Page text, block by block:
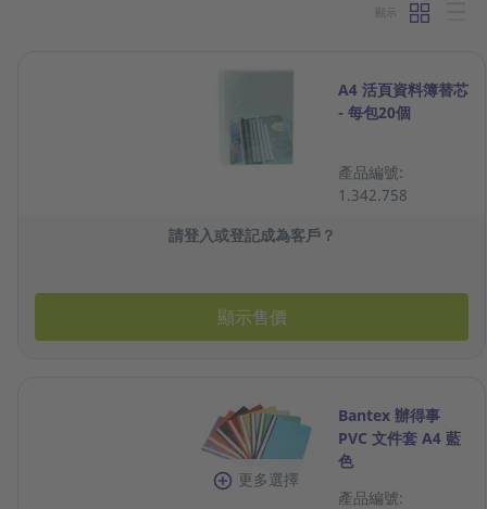
顯示
A4 活頁資料簿替芯
- 每包20個
產品編號:
1.342.758
請登入或登記成為客戶？
顯示售價
更多選擇
Bantex 辦得事
PVC 文件套 A4 藍
色
產品編號: